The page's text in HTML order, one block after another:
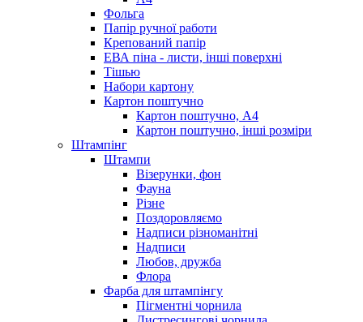
Фольга
Папір ручної работи
Крепований папір
ЕВА піна - листи, інші поверхні
Тішью
Набори картону
Картон поштучно
Картон поштучно, А4
Картон поштучно, інші розміри
Штампінг
Штампи
Візерунки, фон
Фауна
Різне
Поздоровляємо
Надписи різноманітні
Надписи
Любов, дружба
Флора
Фарба для штампінгу
Пігментні чорнила